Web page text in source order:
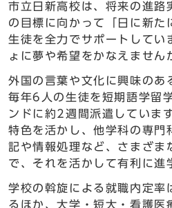
市立日新高校は、将来の進路
の目標に向かって「日に新た
生徒を全力でサポートしてい
ょに夢や希望をかなえません
外国の言葉や文化に興味のあ
毎年6人の生徒を短期語学留
ンドに約2週間派遣していま
特色を活かし、他学科の専門
記や情報処理など、さまざま
で、それを活かして有利に進
学校の斡旋による就職内定
るほか、大学・短大・看護医